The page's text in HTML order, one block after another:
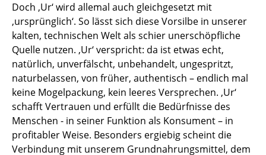
Doch ‚Ur‘ wird allemal auch gleichgesetzt mit
‚ursprünglich‘. So lässt sich diese Vorsilbe in unserer
kalten, technischen Welt als schier unerschöpfliche
Quelle nutzen. ‚Ur‘ verspricht: da ist etwas echt,
natürlich, unverfälscht, unbehandelt, ungespritzt,
naturbelassen, von früher, authentisch – endlich mal
keine Mogelpackung, kein leeres Versprechen. ‚Ur‘
schafft Vertrauen und erfüllt die Bedürfnisse des
Menschen - in seiner Funktion als Konsument – in
profitabler Weise. Besonders ergiebig scheint die
Verbindung mit unserem Grundnahrungsmittel, dem